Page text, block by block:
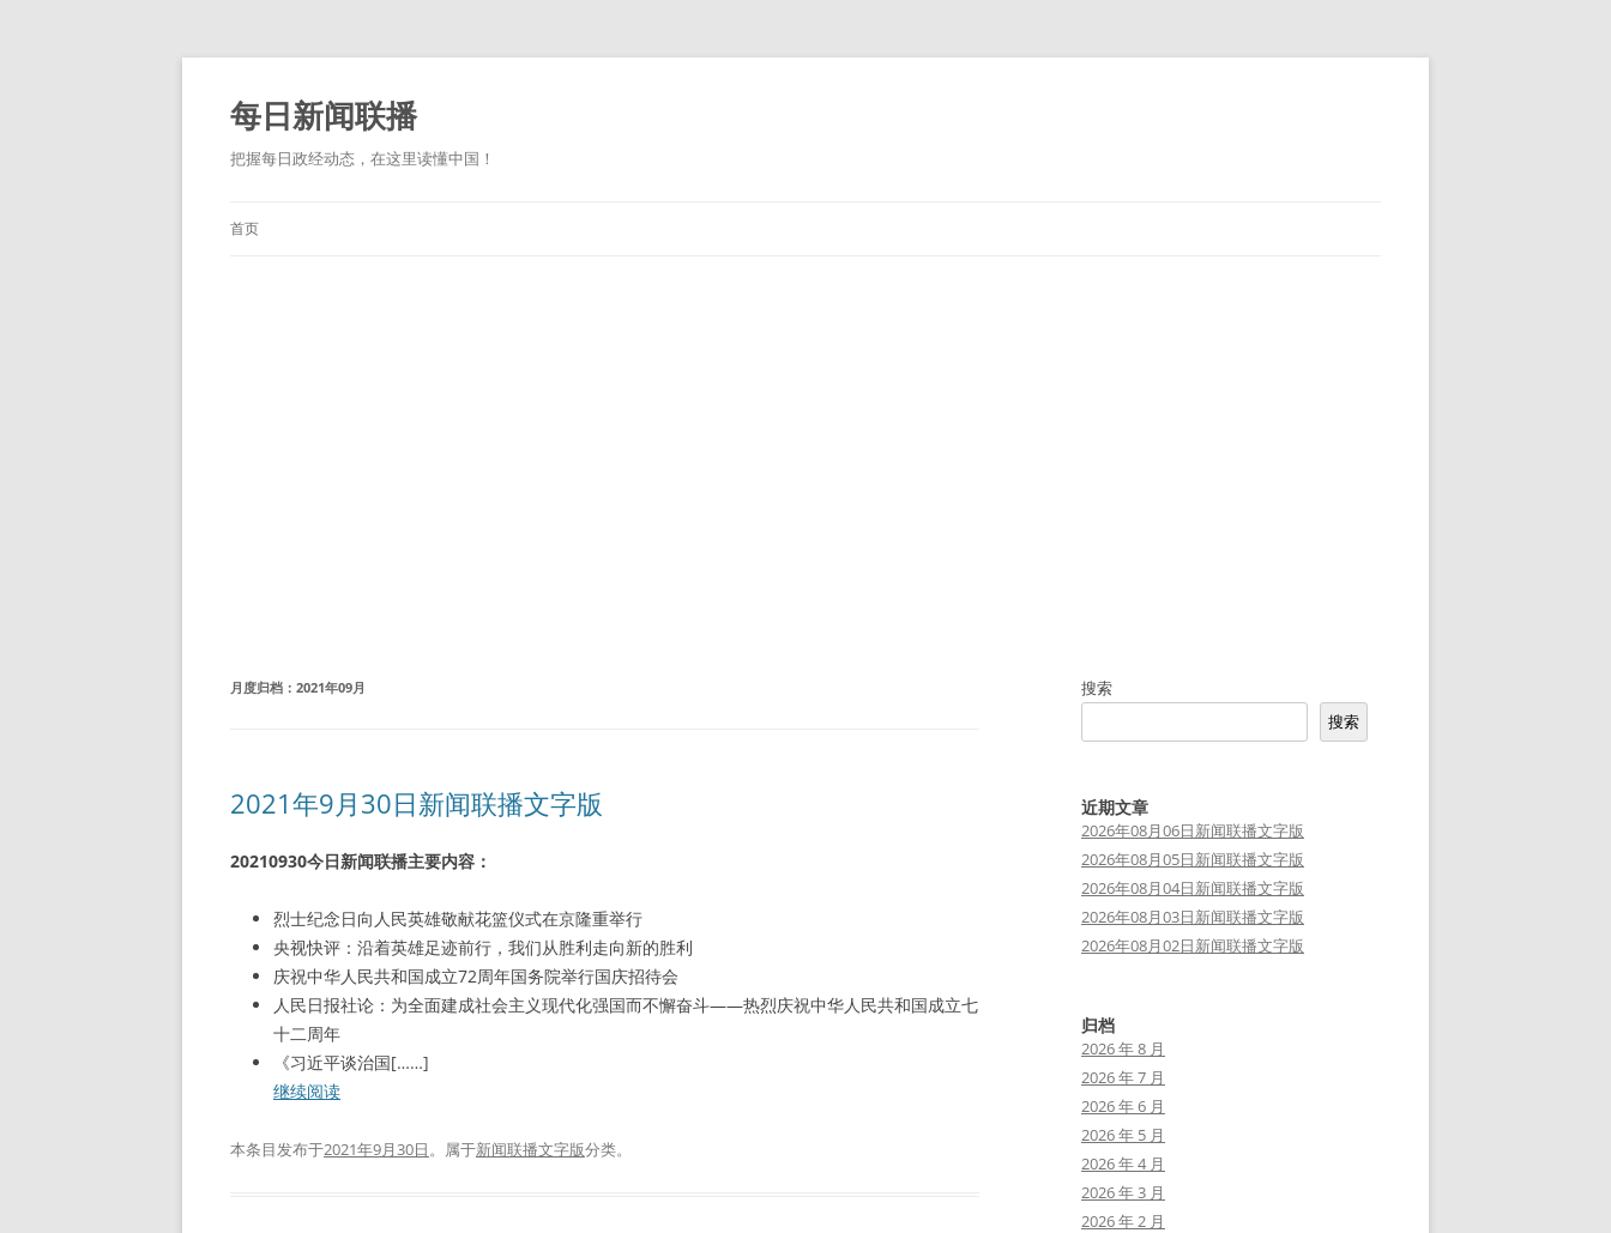
跳
正
文
每日新闻联播
把握每日政经动态，在这里读懂中国！
首页
月度归档： 2021年09月
2021年9月30日新闻联播文字版
20210930今日新闻联播主要内容：
烈士纪念日向人民英雄敬献花篮仪式在京隆重举行
央视快评：沿着英雄足迹前行，我们从胜利走向新的胜利
庆祝中华人民共和国成立72周年国务院举行国庆招待会
人民日报社论：为全面建成社会主义现代化强国而不懈奋斗——热烈庆祝中华人民共和国成立七
十二周年
《习近平谈治国[……]
继续阅读
本条目发布于2021年9月30日。属于新闻联播文字版分类。
搜索
搜索
近期文章
2026年08月06日新闻联播文字版
2026年08月05日新闻联播文字版
2026年08月04日新闻联播文字版
2026年08月03日新闻联播文字版
2026年08月02日新闻联播文字版
归档
2026 年 8 月
2026 年 7 月
2026 年 6 月
2026 年 5 月
2026 年 4 月
2026 年 3 月
2026 年 2 月